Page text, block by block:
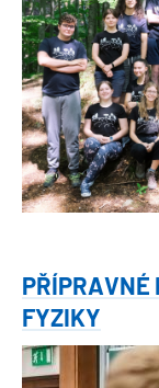
PŘÍPRAVNÉ
FYZIKY
Obrázek